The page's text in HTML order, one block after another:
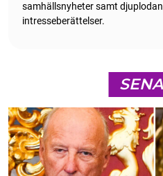
samhällsnyheter samt
intresseberättelser.